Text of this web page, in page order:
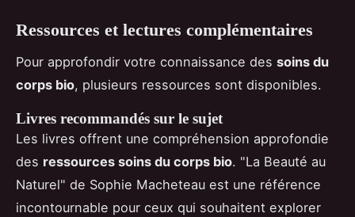
Ressources et lectures complémentaires
Pour approfondir votre connaissance des soins du
corps bio, plusieurs ressources sont disponibles.
Livres recommandés sur le sujet
Les livres offrent une compréhension approfondie
des ressources soins du corps bio. "La Beauté au
Naturel" de Sophie Macheteau est une référence
incontournable pour ceux qui souhaitent explorer